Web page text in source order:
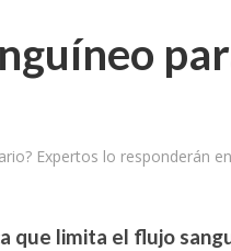
Expertos lo responderán
que limita el flujo